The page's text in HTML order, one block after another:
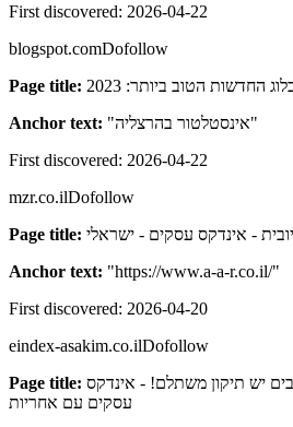
First discovered: 2026-04-22
blogspot.comDofollow
Page title:
החדשות הטוב ביותר: 2023
Anchor text: "אינסטלטור בהרצליה"
First discovered: 2026-04-22
mzr.co.ilDofollow
Page title: - אינדקס עסקים - ישראלי
Anchor text: "https://www.a-a-r.co.il/"
First discovered: 2026-04-20
eindex-asakim.co.ilDofollow
Page title: יש תיקון משתלם! - אינדקס
עסקים עם אחריות